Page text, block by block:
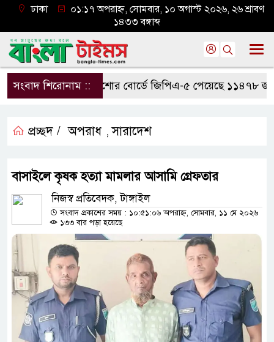
ঢাকা
০১:১৭ অপরাহ্ন, সোমবার, ১০ অগাস্ট ২০২৬, ২৬ শ্রাবণ
১৪৩৩ বঙ্গাব্দ
সংবাদ শিরোনাম ::যশোর বোর্ডে জিপিএ-৫ পেয়েছে ১১৪৭৮ জন
প্রচ্ছদ / অপরাধ ,সারাদেশ
বাসাইলে কৃষক হত্যা মামলার আসামি গ্রেফতার
নিজস্ব প্রতিবেদক, টাঙ্গাইল
সংবাদ প্রকাশের সময় : ১০:৫১:০৬ অপরাহ্ন, সোমবার, ১১ মে ২০২৬
১৩৩ বার পড়া হয়েছে